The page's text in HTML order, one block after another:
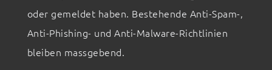
oder gemeldet haben. Bestehende Anti-Spam-,
Anti-Phishing- und Anti-Malware-Richtlinien
bleiben massgebend.